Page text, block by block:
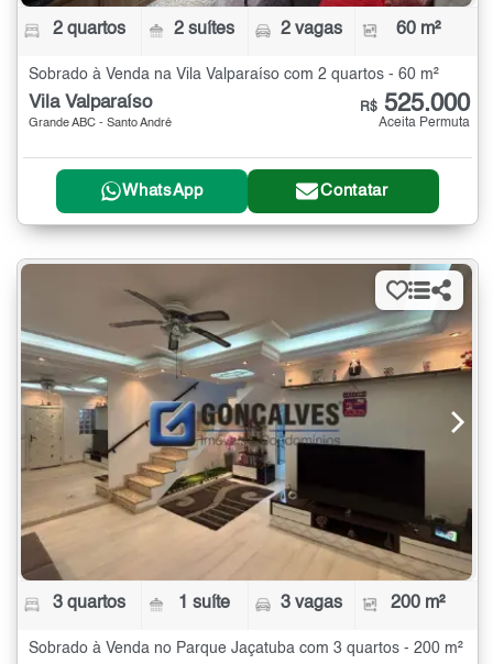
2 quartos 2 suítes 2 vagas 60 m²
Sobrado à Venda na Vila Valparaíso com 2 quartos - 60 m²
Vila Valparaíso
Grande ABC - Santo André
R$ 525.000
Aceita Permuta
WhatsApp Contatar
3 quartos 1 suíte 3 vagas 200 m²
Sobrado à Venda no Parque Jaçatuba com 3 quartos - 200 m²